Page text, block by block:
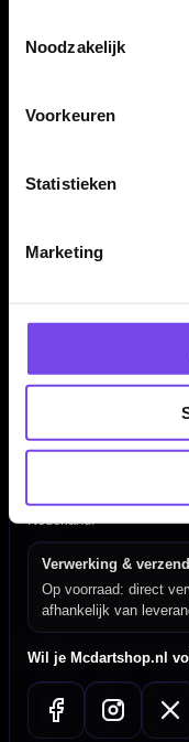
Noodzakelijk
Voorkeuren
Statistieken
Marketing
20.000+ artikelen op
Hulp Nodig?
Tel: 085-8769938
Mcdartshop.nl
Nederland.
Verwerking &
Op voorraad: direct
afhankelijk van
Wil je Mcdartshop.nl